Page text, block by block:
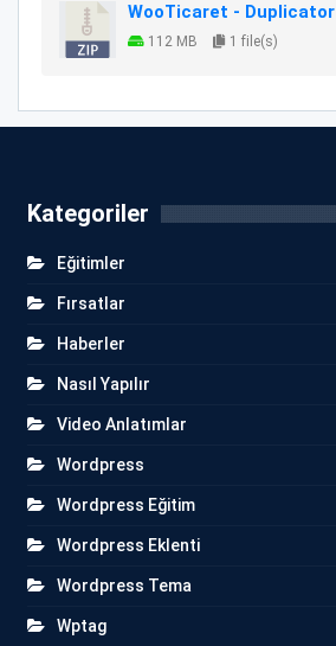
WooTicaret - Duplicator
112 MB 1 file(s)
Kategoriler
Eğitimler
Fırsatlar
Haberler
Nasıl Yapılır
Video Anlatımlar
Wordpress
Wordpress Eğitim
Wordpress Eklenti
Wordpress Tema
Wptag